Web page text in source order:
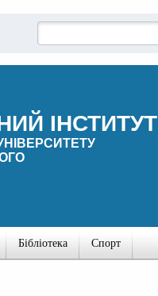
ІНСТИТУТ
Бібліотека Спорт